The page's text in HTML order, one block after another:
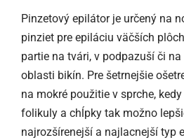
Pinzetový epilátor je určený na
pinziet pre epiláciu väčších
partie na tvári, v podpazuší či
oblasti bikín. Pre šetrnejšie
na mokré použitie v sprche,
folikuly a chĺpky tak možno
najrozšírenejší a najlacnejší typ